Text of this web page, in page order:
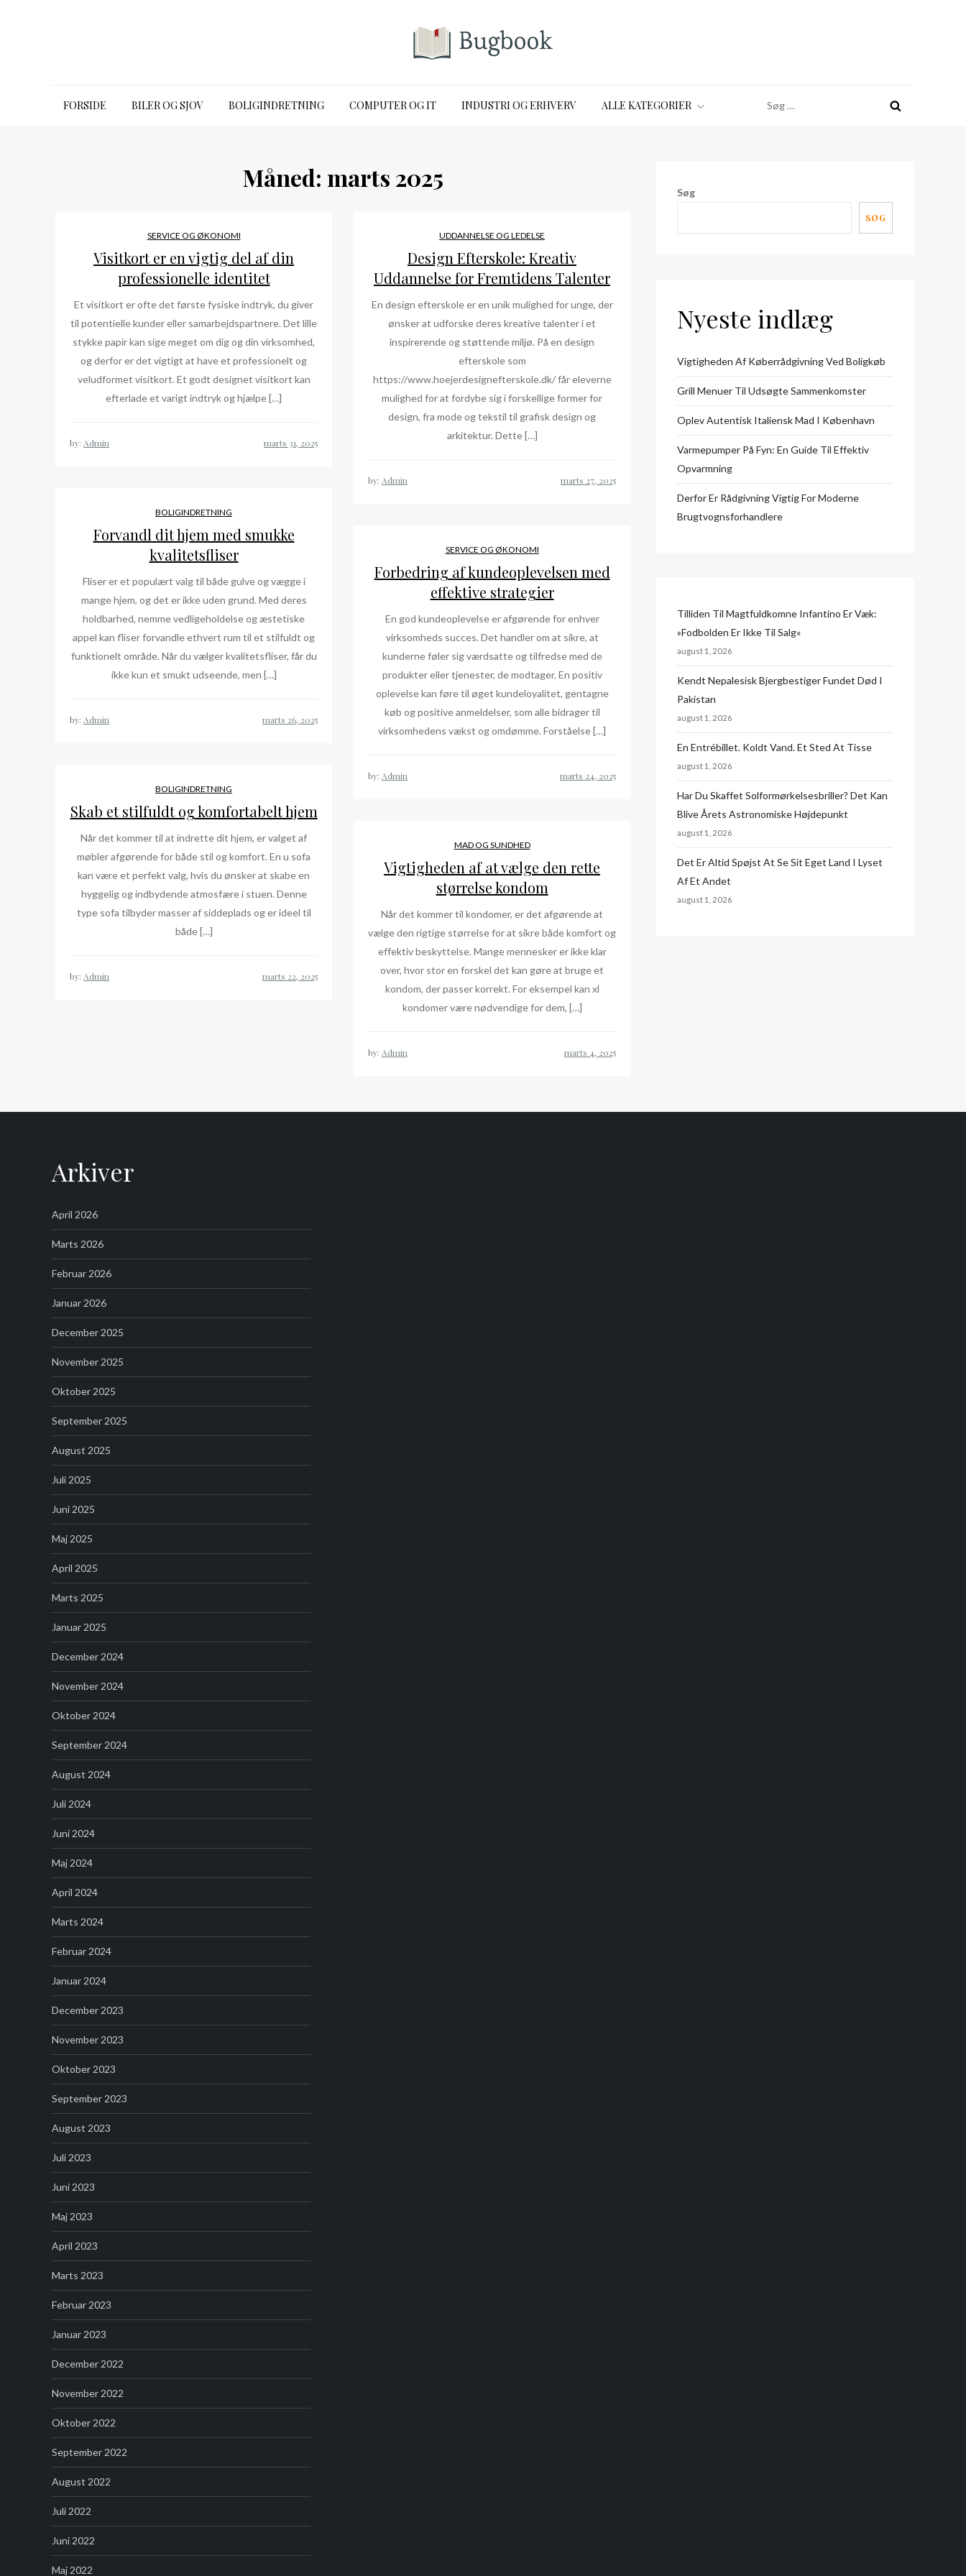
FORSIDE BILER OG SJOV BOLIGINDRETNING COMPUTER OG IT INDUSTRI OG ERHVERV ALLE KATEGORIER
efter:
Måned: marts 2025
SERVICE OG ØKONOMI
Visitkort er en vigtig del af din
professionelle identitet
Et visitkort er ofte det første fysiske indtryk, du giver
til potentielle kunder eller samarbejdspartnere. Det lille
stykke papir kan sige meget om dig og din virksomhed,
og derfor er det vigtigt at have et professionelt og
veludformet visitkort. Et godt designet visitkort kan
efterlade et varigt indtryk og hjælpe […]
by: Admin
UDDANNELSE OG LEDELSE
Design Efterskole: Kreativ
Uddannelse for Fremtidens Talenter
En design efterskole er en unik mulighed for unge, der
ønsker at udforske deres kreative talenter i et
inspirerende og støttende miljø. På en design
efterskole som
https://www.hoejerdesignefterskole.dk/ får eleverne
mulighed for at fordybe sig i forskellige former for
design, fra mode og tekstil til grafisk design og
arkitektur. Dette […]
by: Admin
BOLIGINDRETNING
Forvandl dit hjem med smukke
kvalitetsfliser
Fliser er et populært valg til både gulve og vægge i
mange hjem, og det er ikke uden grund. Med deres
holdbarhed, nemme vedligeholdelse og æstetiske
appel kan fliser forvandle ethvert rum til et stilfuldt og
funktionelt område. Når du vælger kvalitetsfliser, får du
ikke kun et smukt udseende, men […]
by: Admin
SERVICE OG ØKONOMI
Forbedring af kundeoplevelsen med
effektive strategier
En god kundeoplevelse er afgørende for enhver
virksomheds succes. Det handler om at sikre, at
kunderne føler sig værdsatte og tilfredse med de
produkter eller tjenester, de modtager. En positiv
oplevelse kan føre til øget kundeloyalitet, gentagne
køb og positive anmeldelser, som alle bidrager til
virksomhedens vækst og omdømme. Forståelse […]
by: Admin
BOLIGINDRETNING
Skab et stilfuldt og komfortabelt hjem
Når det kommer til at indrette dit hjem, er valget af
møbler afgørende for både stil og komfort. En u sofa
kan være et perfekt valg, hvis du ønsker at skabe en
hyggelig og indbydende atmosfære i stuen. Denne
type sofa tilbyder masser af siddeplads og er ideel til
både […]
by: Admin
MAD OG SUNDHED
Vigtigheden af at vælge den rette
størrelse kondom
Når det kommer til kondomer, er det afgørende at
vælge den rigtige størrelse for at sikre både komfort og
effektiv beskyttelse. Mange mennesker er ikke klar
over, hvor stor en forskel det kan gøre at bruge et
kondom, der passer korrekt. For eksempel kan xl
kondomer være nødvendige for dem, […]
by: Admin
Søg
SØG
Nyeste indlæg
Vigtigheden Af Køberrådgivning Ved Boligkøb
Grill Menuer Til Udsøgte Sammenkomster
Oplev Autentisk Italiensk Mad I København
Varmepumper På Fyn: En Guide Til Effektiv
Opvarmning
Derfor Er Rådgivning Vigtig For Moderne
Brugtvognsforhandlere
Tilliden Til Magtfuldkomne Infantino Er Væk:
»Fodbolden Er Ikke Til Salg«
august 1, 2026
Kendt Nepalesisk Bjergbestiger Fundet Død I
Pakistan
august 1, 2026
En Entrébillet. Koldt Vand. Et Sted At Tisse
august 1, 2026
Har Du Skaffet Solformørkelsesbriller? Det Kan
Blive Årets Astronomiske Højdepunkt
august 1, 2026
Det Er Altid Spøjst At Se Sit Eget Land I Lyset
Af Et Andet
august 1, 2026
Arkiver
April 2026
Marts 2026
Februar 2026
Januar 2026
December 2025
November 2025
Oktober 2025
September 2025
August 2025
Juli 2025
Juni 2025
Maj 2025
April 2025
Marts 2025
Januar 2025
December 2024
November 2024
Oktober 2024
September 2024
August 2024
Juli 2024
Juni 2024
Maj 2024
April 2024
Marts 2024
Februar 2024
Januar 2024
December 2023
November 2023
Oktober 2023
September 2023
August 2023
Juli 2023
Juni 2023
Maj 2023
April 2023
Marts 2023
Februar 2023
Januar 2023
December 2022
November 2022
Oktober 2022
September 2022
August 2022
Juli 2022
Juni 2022
Maj 2022